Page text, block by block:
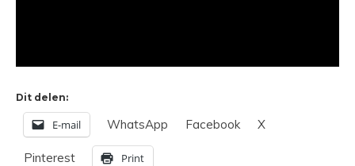
Dit delen:
E-mail WhatsApp Facebook X
Pinterest Print